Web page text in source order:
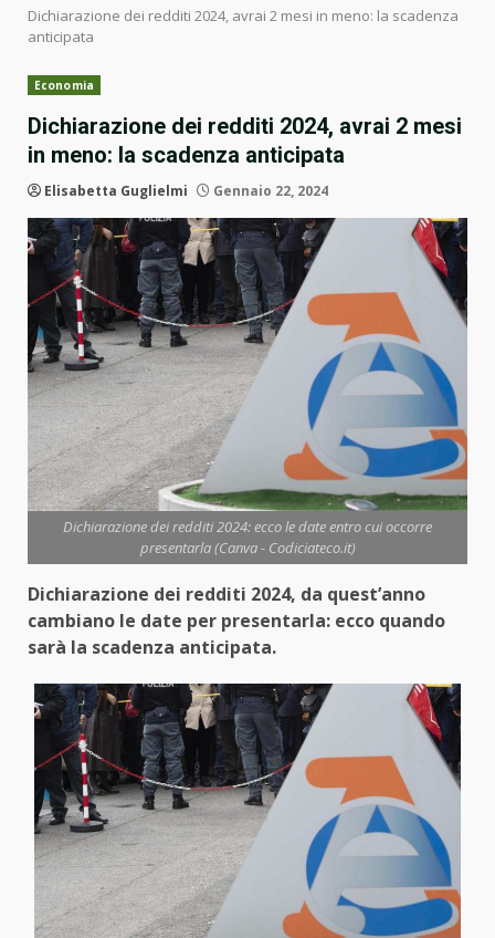
Dichiarazione dei redditi 2024, avrai 2 mesi in meno: la scadenza
anticipata
Economia
Dichiarazione dei redditi 2024, avrai 2 mesi
in meno: la scadenza anticipata
Elisabetta Guglielmi Gennaio 22, 2024
Dichiarazione dei redditi 2024: ecco le date entro cui occorre
presentarla (Canva - Codiciateco.it)
Dichiarazione dei redditi 2024, da quest’anno
cambiano le date per presentarla: ecco quando
sarà la scadenza anticipata.